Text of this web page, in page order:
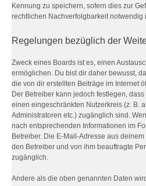
Kennung zu speichern, sofern dies zur
rechtlichen Nachverfolgbarkeit notwendig
Regelungen bezüglich der
Zweck eines Boards ist es, einen
ermöglichen. Du bist dir daher bewusst,
die von dir erstellten Beiträge im Internet
Der Betreiber kann jedoch festlegen,
einen eingeschränkten Nutzerkreis (z. B.
Administratoren etc.) zugänglich sind.
nach entsprechenden Informationen im
Betreiber. Die E-Mail-Adresse aus
den Betreiber und von ihm beauftragte
zugänglich.
Andere als die oben genannten Daten